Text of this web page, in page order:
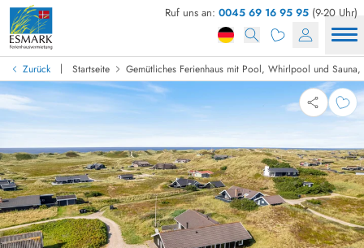
Ruf uns an: 0045 69 16 95 95 (9-20 Uhr)
Zurück | Startseite Gemütliches Ferienhaus mit Pool, Whirlpool und